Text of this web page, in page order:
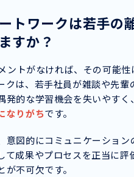
トワークは若手の
すか？
ントがなければ、その可能性
クは、若手社員が雑談や先輩
発的な学習機会を失いやすく
なりがちです。
意図的にコミュニケーション
て成果やプロセスを正当に評
不可欠です。